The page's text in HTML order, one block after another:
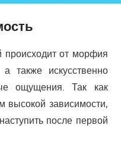
от морфия
также искусственно
ощущения. Так как
высокой зависимости,
после первой